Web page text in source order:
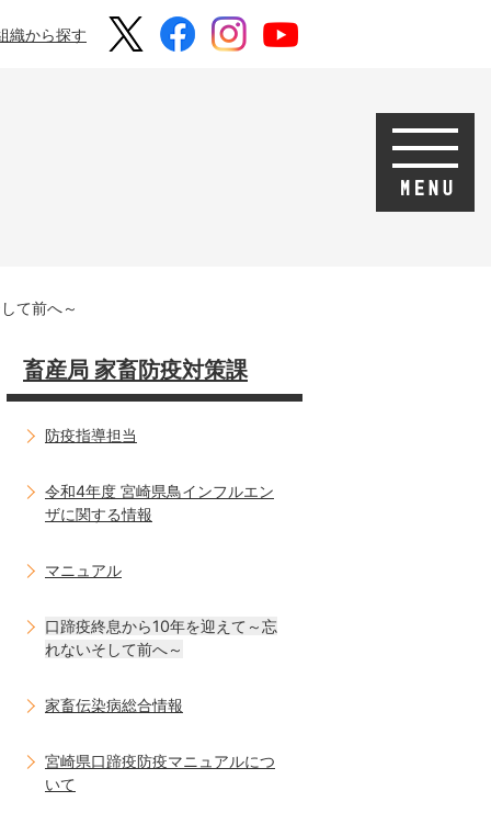
織から探す
て前へ～
畜産局 家畜防疫対策課
防疫指導担当
令和4年度 宮崎県鳥インフルエン
ザに関する情報
マニュアル
口蹄疫終息から10年を迎えて～忘
れないそして前へ～
家畜伝染病総合情報
宮崎県口蹄疫防疫マニュアルにつ
いて